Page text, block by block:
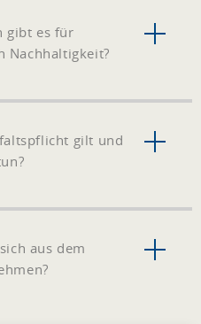
gibt es für
Nachhaltigkeit?
gilt und
aus dem